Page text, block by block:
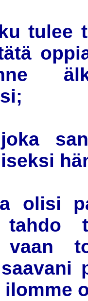
tulee
olisi
vaan
ilomme